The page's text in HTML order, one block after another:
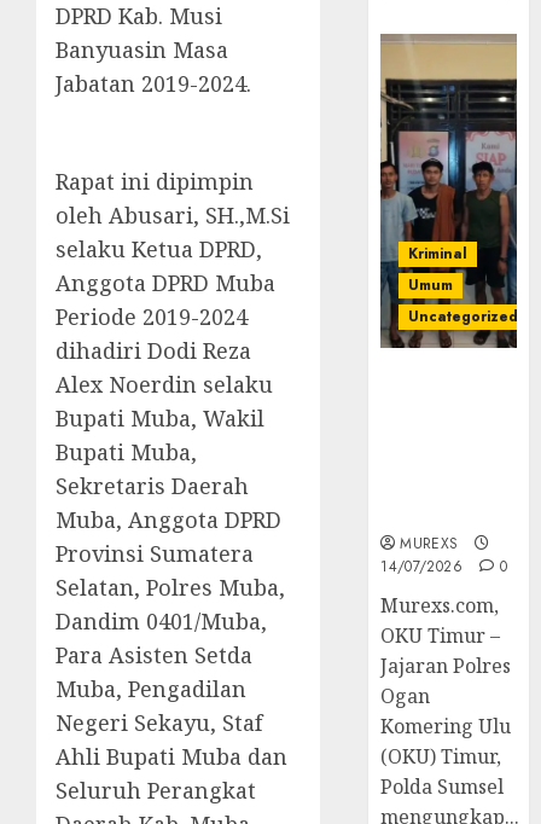
DPRD Kab. Musi
Banyuasin Masa
Jabatan 2019-2024.
Rapat ini dipimpin
oleh Abusari, SH.,M.Si
selaku Ketua DPRD,
Anggota DPRD Muba
Periode 2019-2024
dihadiri Dodi Reza
Alex Noerdin selaku
Bupati Muba, Wakil
Bupati Muba,
Sekretaris Daerah
Muba, Anggota DPRD
Provinsi Sumatera
Selatan, Polres Muba,
Dandim 0401/Muba,
Para Asisten Setda
Muba, Pengadilan
Negeri Sekayu, Staf
Ahli Bupati Muba dan
Seluruh Perangkat
Kriminal
Umum
Uncategorized
MUREXS
14/07/2026
0
Murexs.com,
OKU Timur –
Jajaran Polres
Ogan
Komering Ulu
(OKU) Timur,
Polda Sumsel
mengungkap...